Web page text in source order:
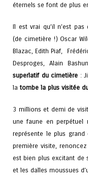
éternels se font de plus
Il est vrai qu’il n’est
(de cimetière !) Oscar
Blazac, Edith Piaf,
Desproges, Alain
superlatif du cimetière :
latombe la plus visitée
3 millions et demi de
une faune en perpétuel
représente le plus grand
première visite,
est bien plus excitant de
et les dalles moussues